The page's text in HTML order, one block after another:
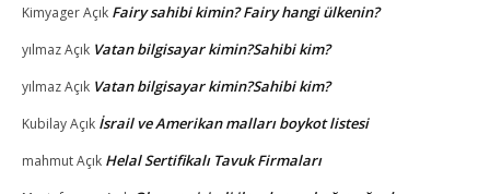
KimyagerAçık Fairy sahibi kimin? Fairy hangi ülkenin?
yılmazAçık Vatan bilgisayar kimin?Sahibi kim?
yılmazAçık Vatan bilgisayar kimin?Sahibi kim?
KubilayAçık İsrail ve Amerikan malları boykot listesi
mahmutAçık Helal Sertifikalı Tavuk Firmaları